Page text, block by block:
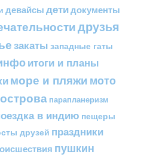
девайсы детидокументы
друзья
закаты западные гаты
итоги и планы
море и пляжимото
острова парапланеризм
в индию пещеры
друзей праздники
пушкин